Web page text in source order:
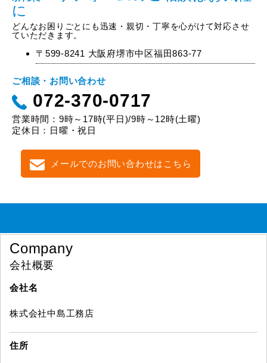
に
どんなお困りごとにも迅速・親切・丁寧を心がけて対応させ
ていただきます。
〒599-8241 大阪府堺市中区福田863-77
ご相談・お問い合わせ
072-370-0717
営業時間：9時～17時(平日)/9時～12時(土曜)
定休日：日曜・祝日
メールでのお問い合わせはこちら
Company
会社概要
会社名
株式会社中島工務店
住所